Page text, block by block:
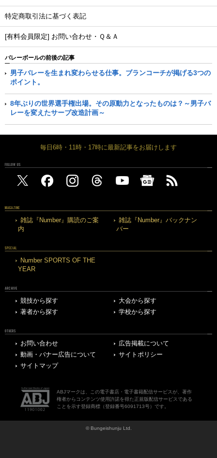
特定商取引法に基づく表記
[有料会員限定] お問い合わせ・Ｑ＆Ａ
バレーボールの前後の記事
男子バレーを生まれ変わらせる仕事。ブランコーチが掲げる3つの
ポイント。
8年ぶりの世界選手権出場。その原動力となったものは？～男子バ
レーを変えたサーブ改造計画～
毎日6時・11時・17時に最新記事をお届けします
FOLLOW US
MAGAZINE
雑誌『Number』購読のご案
内
雑誌『Number』バックナン
バー
SPECIAL
Number SPORTS OF THE
YEAR
ARCHIVE
競技から探す
大会から探す
著者から探す
学校から探す
OTHERS
お問い合わせ
広告掲載について
動画・バナー広告について
サイトポリシー
サイトマップ
ABJマークは、この電子書店・電子書籍配信サービスが、著作
権者からコンテンツ使用許諾を得た正規版配信サービスである
ことを示す登録商標（登録番号6091713号）です。
© Bungeishunju Ltd.